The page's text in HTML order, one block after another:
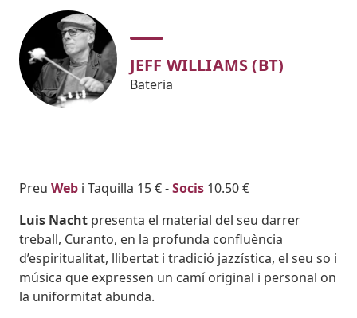
JEFF WILLIAMS (BT)
Bateria
Body
Preu Web i Taquilla 15 € -Socis 10.50 €
Luis Nacht presenta el material del seu darrer
treball, Curanto, en la profunda confluència
d’espiritualitat, llibertat i tradició jazzística, el seu so i
música que expressen un camí original i personal on
la uniformitat abunda.